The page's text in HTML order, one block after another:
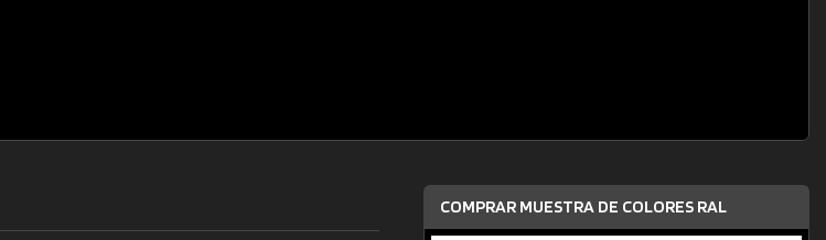
COMPRAR MUESTRA DE COLORES RAL